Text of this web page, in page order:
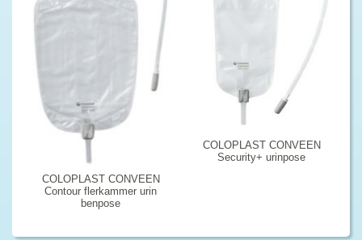
COLOPLAST CONVEEN
Contour flerkammer urin
benpose
COLOPLAST CONVEEN
Security+ urinpose